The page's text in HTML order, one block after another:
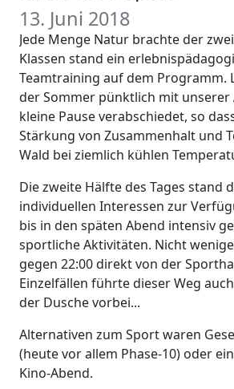
13. Juni 2018
Jede Menge Natur brachte der
Klassen stand ein
Teamtraining auf dem Programm.
der Sommer pünktlich mit
kleine Pause verabschiedet, so
Stärkung von Zusammenhalt und
Wald bei ziemlich kühlen
Die zweite Hälfte des Tages stand
individuellen Interessen zur
bis in den späten Abend intensiv
sportliche Aktivitäten. Nicht
gegen 22:00 direkt von der
Einzelfällen führte dieser Weg
der Dusche vorbei...
Alternativen zum Sport waren
(heute vor allem Phase-10) oder
Kino-Abend.